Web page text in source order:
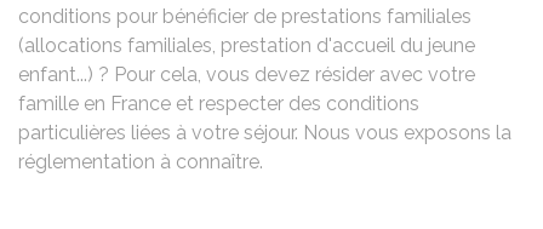
conditions pour bénéficier de prestations familiales
(allocations familiales, prestation d'accueil du jeune
enfant...) ? Pour cela, vous devez résider avec votre
famille en France et respecter des conditions
particulières liées à votre séjour. Nous vous exposons la
réglementation à connaître.